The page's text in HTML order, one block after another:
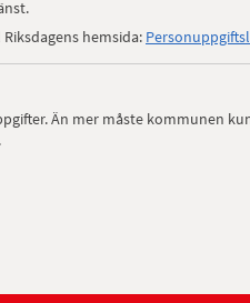
hemsida:
Än mer måste kommunen